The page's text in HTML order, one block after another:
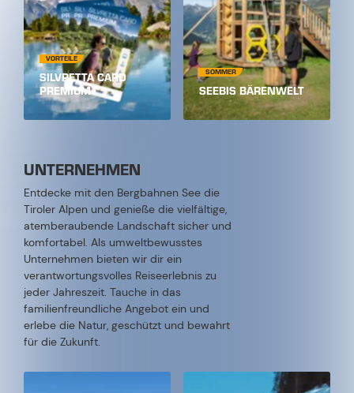
SOMMER
SEEBIS BÄRENWELT
VORTEILE
SILVRETTA CARD
PREMIUM
UNTERNEHMEN
Entdecke mit den Bergbahnen See die
Tiroler Alpen und genieße die vielfältige,
atemberaubende Landschaft sicher und
komfortabel. Als umweltbewusstes
Unternehmen bieten wir dir ein
verantwortungsvolles Reiseerlebnis zu
jeder Jahreszeit. Tauche in das
familienfreundliche Angebot ein und
erlebe die Natur, geschützt und bewahrt
für die Zukunft.